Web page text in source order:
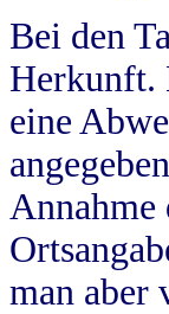
Bei den
Herkunft.
eine
man aber